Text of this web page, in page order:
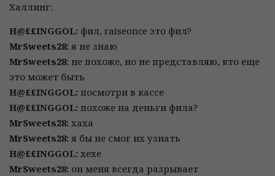
Халлинг:
H@££INGGOL: фил, raiseonce это фил?
MrSweets28: я не знаю
MrSweets28: не похоже, но не представляю, кто еще
это может быть
H@££INGGOL: посмотри в кассе
H@££INGGOL: похоже на деньги фила?
MrSweets28: хаха
MrSweets28: я бы не смог их узнать
H@££INGGOL: хехе
MrSweets28: он меня всегда разрывает